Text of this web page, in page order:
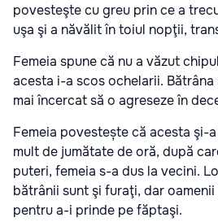
povesteşte cu greu prin ce a
uşa şi a năvălit în toiul nopţii,
Femeia spune că nu a văzut
acesta i-a scos ochelarii.
mai încercat să o agreseze în
Femeia povestește că acesta şi-
mult de jumătate de oră, după
puteri, femeia s-a dus la vecini.
bătrânii sunt şi furaţi, dar
pentru a-i prinde pe făptaşi.